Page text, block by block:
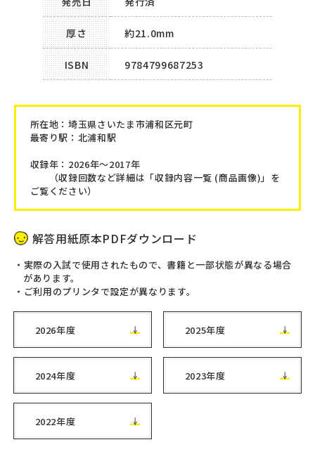
厚さ 約21.0mm
ISBN 9784799687253
所在地：埼玉県さいたま市浦和区元町
最寄り駅：北浦和駅
収録年：2026年～2017年
（収録回数など詳細は「収録内容一覧 (商品画像)」を
ご覧ください）
解答用紙原本PDFダウンロード
実際の入試で使用されたもので、書籍と一部状態が異なる場合
があります。
ご利用のプリンタで設定が異なります。
2026年度 2025年度
2024年度 2023年度
2022年度